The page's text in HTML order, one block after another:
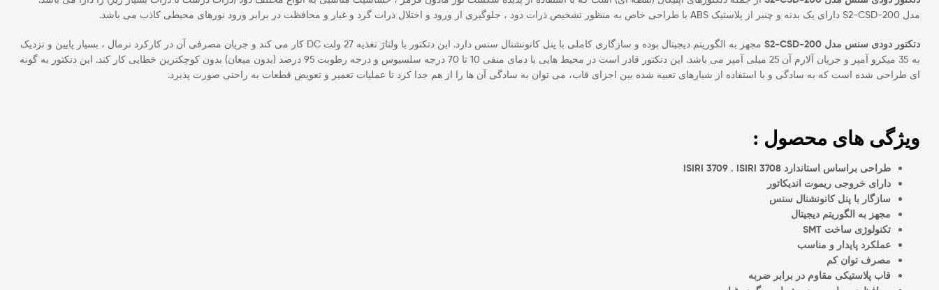
مدل S2-CSD-200 دارای یک بدنه و چنبر از پلاستیک ABS با طراحی خاص به منظور تشخیص ذرات دود ، جلوگیری از ورود و اختلال ذرات گرد و غبار و محافظت در برابر ورود نورهای محیطی کاذب می باشد.
دتکتور دودی سنس مدل S2-CSD-200
مجهز به الگوریتم دیجیتال بوده و سازگاری کاملی با پنل کانونشنال سنس دارد. این دتکتور با ولتاژ تغذیه 27 ولت DC کار می کند و جریان مصرفی آن در کارکرد نرمال ، بسیار پایین و نزدیک
به 35 میکرو آمپر و جریان آلارم آن 25 میلی آمپر می باشد. این دتکتور قادر است در محیط هایی با دمای منفی 10 تا 70 درجه سلسیوس و درجه رطوبت 95 درصد (بدون میعان) بدون کوچکترین خطایی کار کند. این دتکتور به گونه
ای طراحی شده است که به سادگی و با استفاده از شیارهای تعبیه شده بین اجزای قاب، می توان به سادگی آن ها را از هم جدا کرد تا عملیات تعمیر و تعویض قطعات به راحتی صورت پذیرد.
ویژگی های محصول :
طراحی براساس استاندارد ISIRI 3709 . ISIRI 3708
دارای خروجی ریموت اندیکاتور
سازگار با پنل کانونشنال سنس
مجهز به الگوریتم دیجیتال
تکنولوژی ساخت SMT
عملکرد پایدار و مناسب
مصرف توان کم
قاب پلاستیکی مقاوم در برابر ضربه